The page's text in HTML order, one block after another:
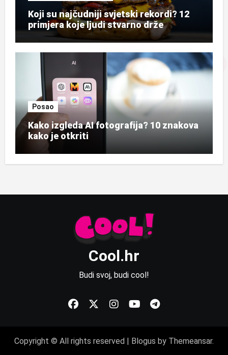
Koji su najčudniji svjetski rekordi? 12
primjera koje ljudi stvarno drže
Posao
Kako izgleda AI fotografija? 10 znakova
kako je otkriti
Cool.hr
Budi svoj, budi cool!
Copyright © All rights reserved | Blogus by Themeansar.